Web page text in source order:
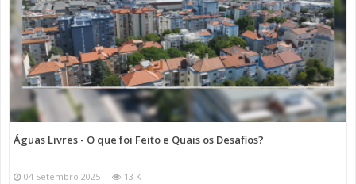
Águas Livres - O que foi Feito e Quais os Desafios?
04 Setembro 2025 13 K